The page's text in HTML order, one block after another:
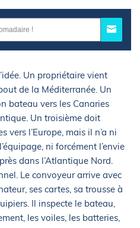
Un propriétaire vient
de la Méditerranée. Un
bateau vers les Canaries
Un troisième doit
vers l’Europe, mais il n’a ni
ni forcément l’envie
dans l’Atlantique Nord.
Le convoyeur arrive avec
ses cartes, sa trousse à
Il inspecte le bateau,
les voiles, les batteries,